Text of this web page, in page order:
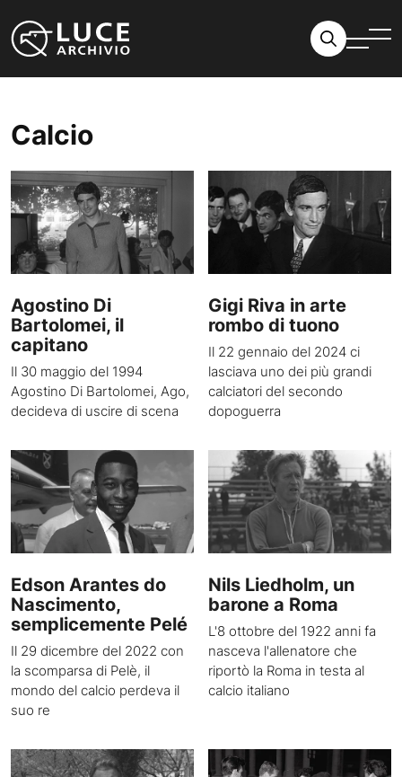
Calcio
Agostino Di
Bartolomei, il
capitano
Il 30 maggio del 1994
Agostino Di Bartolomei, Ago,
decideva di uscire di scena
Gigi Riva in arte
rombo di tuono
Il 22 gennaio del 2024 ci
lasciava uno dei più grandi
calciatori del secondo
dopoguerra
Edson Arantes do
Nascimento,
semplicemente Pelé
Il 29 dicembre del 2022 con
la scomparsa di Pelè, il
mondo del calcio perdeva il
suo re
Nils Liedholm, un
barone a Roma
L'8 ottobre del 1922 anni fa
nasceva l'allenatore che
riportò la Roma in testa al
calcio italiano